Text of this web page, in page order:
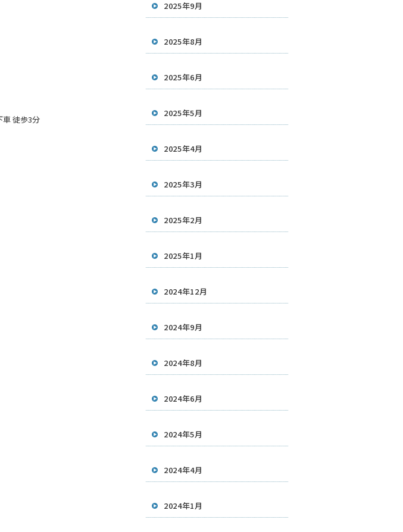
徒歩3分
2025年9月
2025年8月
2025年6月
2025年5月
2025年4月
2025年3月
2025年2月
2025年1月
2024年12月
2024年9月
2024年8月
2024年6月
2024年5月
2024年4月
2024年1月